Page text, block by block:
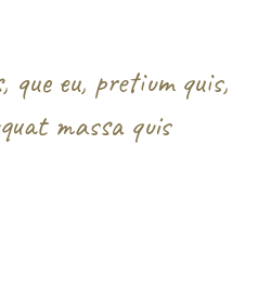
que eu, pretium quis,
massa quis